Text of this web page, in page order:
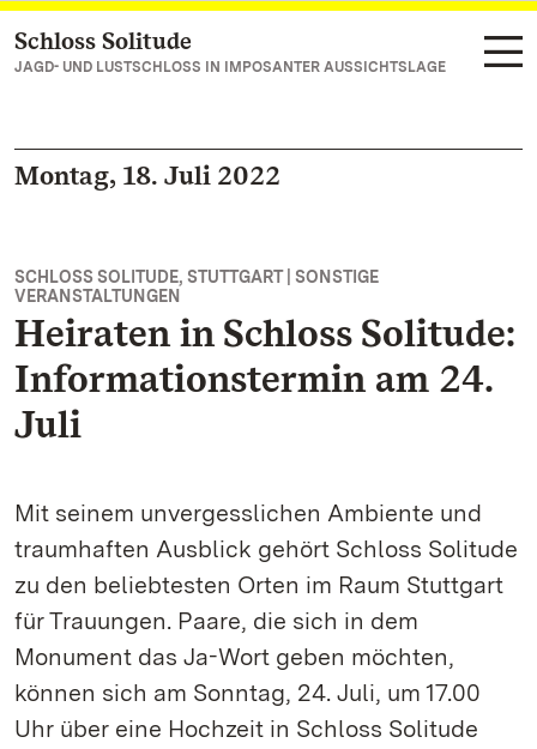
Zum Hauptinhalt springen
Schloss Solitude
JAGD- UND LUSTSCHLOSS IN IMPOSANTER AUSSICHTSLAGE
Montag, 18. Juli 2022
SCHLOSS SOLITUDE, STUTTGART | SONSTIGE
VERANSTALTUNGEN
Heiraten in Schloss Solitude:
Informationstermin am 24.
Juli
Mit seinem unvergesslichen Ambiente und
traumhaften Ausblick gehört Schloss Solitude
zu den beliebtesten Orten im Raum Stuttgart
für Trauungen. Paare, die sich in dem
Monument das Ja-Wort geben möchten,
können sich am Sonntag, 24. Juli, um 17.00
Uhr über eine Hochzeit in Schloss Solitude